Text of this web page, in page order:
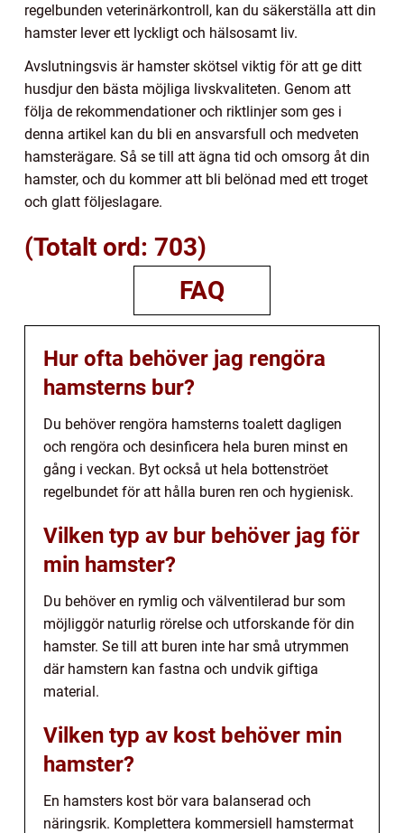
regelbunden veterinärkontroll, kan du säkerställa att din
hamster lever ett lyckligt och hälsosamt liv.
Avslutningsvis är hamster skötsel viktig för att ge ditt
husdjur den bästa möjliga livskvaliteten. Genom att
följa de rekommendationer och riktlinjer som ges i
denna artikel kan du bli en ansvarsfull och medveten
hamsterägare. Så se till att ägna tid och omsorg åt din
hamster, och du kommer att bli belönad med ett troget
och glatt följeslagare.
(Totalt ord: 703)
FAQ
Hur ofta behöver jag rengöra
hamsterns bur?
Du behöver rengöra hamsterns toalett dagligen
och rengöra och desinficera hela buren minst en
gång i veckan. Byt också ut hela bottenströet
regelbundet för att hålla buren ren och hygienisk.
Vilken typ av bur behöver jag för
min hamster?
Du behöver en rymlig och välventilerad bur som
möjliggör naturlig rörelse och utforskande för din
hamster. Se till att buren inte har små utrymmen
där hamstern kan fastna och undvik giftiga
material.
Vilken typ av kost behöver min
hamster?
En hamsters kost bör vara balanserad och
näringsrik. Komplettera kommersiell hamstermat